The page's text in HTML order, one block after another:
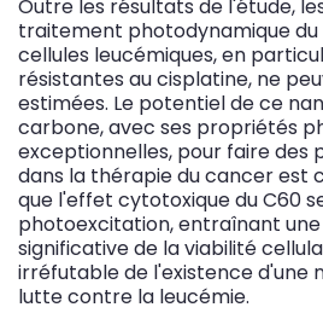
Outre les résultats de l'étude,
traitement photodynamique du
cellules leucémiques, en
résistantes au cisplatine, ne
estimées. Le potentiel de ce
carbone, avec ses propriétés
exceptionnelles, pour faire des
dans la thérapie du cancer est
que l'effet cytotoxique du C60
photoexcitation, entraînant
significative de la viabilité
irréfutable de l'existence d'une
lutte contre la leucémie.